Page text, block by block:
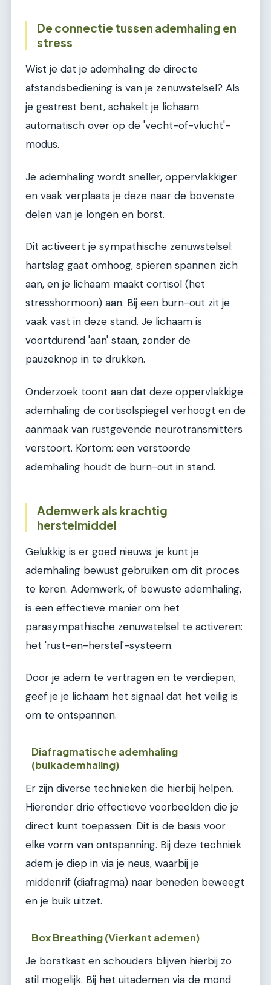
De connectie tussen ademhaling en
stress
Wist je dat je ademhaling de directe
afstandsbediening is van je zenuwstelsel? Als
je gestrest bent, schakelt je lichaam
automatisch over op de 'vecht-of-vlucht'-
modus.
Je ademhaling wordt sneller, oppervlakkiger
en vaak verplaats je deze naar de bovenste
delen van je longen en borst.
Dit activeert je sympathische zenuwstelsel:
hartslag gaat omhoog, spieren spannen zich
aan, en je lichaam maakt cortisol (het
stresshormoon) aan. Bij een burn-out zit je
vaak vast in deze stand. Je lichaam is
voortdurend 'aan' staan, zonder de
pauzeknop in te drukken.
Onderzoek toont aan dat deze oppervlakkige
ademhaling de cortisolspiegel verhoogt en de
aanmaak van rustgevende neurotransmitters
verstoort. Kortom: een verstoorde
ademhaling houdt de burn-out in stand.
Ademwerk als krachtig
herstelmiddel
Gelukkig is er goed nieuws: je kunt je
ademhaling bewust gebruiken om dit proces
te keren. Ademwerk, of bewuste ademhaling,
is een effectieve manier om het
parasympathische zenuwstelsel te activeren:
het 'rust-en-herstel'-systeem.
Door je adem te vertragen en te verdiepen,
geef je je lichaam het signaal dat het veilig is
om te ontspannen.
Diafragmatische ademhaling
(buikademhaling)
Er zijn diverse technieken die hierbij helpen.
Hieronder drie effectieve voorbeelden die je
direct kunt toepassen: Dit is de basis voor
elke vorm van ontspanning. Bij deze techniek
adem je diep in via je neus, waarbij je
middenrif (diafragma) naar beneden beweegt
en je buik uitzet.
Box Breathing (Vierkant ademen)
Je borstkast en schouders blijven hierbij zo
stil mogelijk. Bij het uitademen via de mond